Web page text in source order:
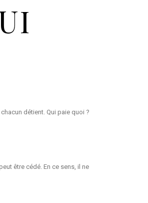
détient. Qui paie quoi ?
être cédé. En ce sens, il ne